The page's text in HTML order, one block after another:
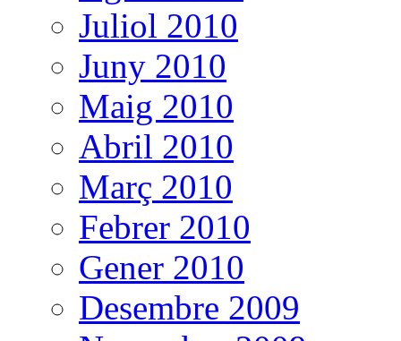
Juliol 2010
Juny 2010
Maig 2010
Abril 2010
Març 2010
Febrer 2010
Gener 2010
Desembre 2009